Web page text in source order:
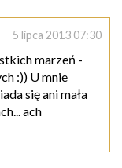
5 lipca 2013 07:30
marzeń -
:)) U mnie
się ani mała
ach